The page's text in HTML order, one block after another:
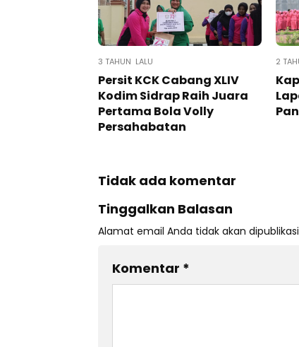
3 TAHUN LALU
Persit KCK Cabang XLIV
Kodim Sidrap Raih Juara
Pertama Bola Volly
Persahabatan
2
Tidak ada komentar
Tinggalkan Balasan
Alamat email Anda tidak akan
Komentar *